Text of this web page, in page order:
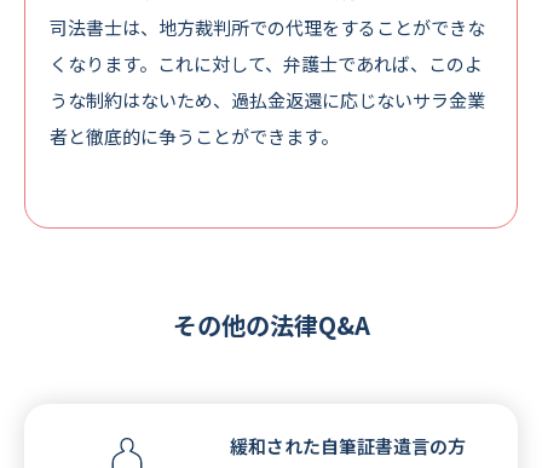
司法書士は、地方裁判所での代理をすることができな
くなります。これに対して、弁護士であれば、このよ
うな制約はないため、 過払金返還に応じないサラ金業
者と徹底的に争うことができます。
その他の法律Q&A
緩和された自筆証書遺言の方